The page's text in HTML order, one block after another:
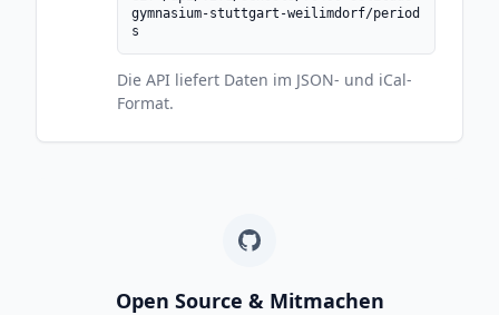
gymnasium-stuttgart-weilimdorf/period
s
Die API liefert Daten im JSON- und iCal-
Format.
Open Source & Mitmachen